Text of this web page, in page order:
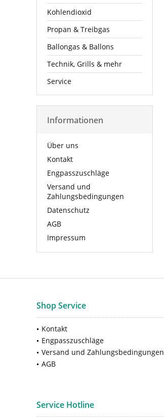
Kohlendioxid
Propan & Treibgas
Ballongas & Ballons
Technik, Grills & mehr
Service
Informationen
Über uns
Kontakt
Engpasszuschläge
Versand und
Zahlungsbedingungen
Datenschutz
AGB
Impressum
Shop Service
Kontakt
Engpasszuschläge
Versand und Zahlungsbedingungen
AGB
Service Hotline